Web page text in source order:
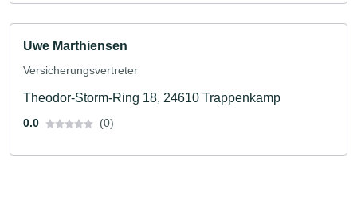
Uwe Marthiensen
Versicherungsvertreter
Theodor-Storm-Ring 18, 24610 Trappenkamp
0.0 (0)